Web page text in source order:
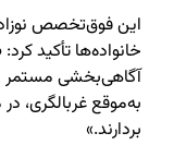
این فوق‌تخصص
خانواده‌ها تأکید
آگاهی‌بخشی مستمر
به‌موقع غربالگری،
بردارند.»